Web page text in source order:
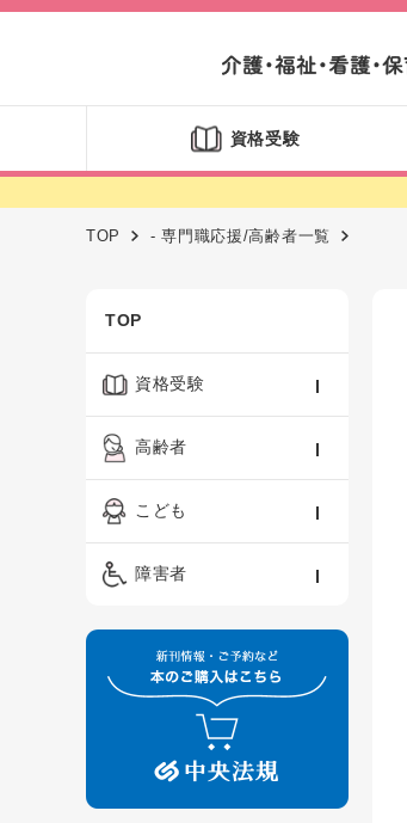
資格受験
TOP - 専門職応援/高齢者一覧
TOP
資格受験
ケアマネジャー
精神保健福祉士
保育士
高齢者
認知症ケア・介護技術
ーシャルワーク
看護
制度
こども
保育・教育／発達障害
障害者
障害者支援・福祉